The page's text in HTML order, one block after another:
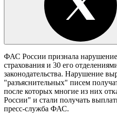
ФАС России признала
страхования и 30 его
законодательства. Нарушение
"разъяснительных" писем
после которых многие из них
России" и стали получать
пресс-служба ФАС.